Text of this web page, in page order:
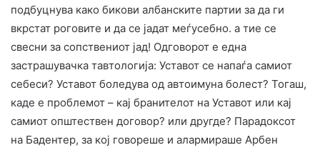
подбуцнува како бикови албанските партии за да ги
вкрстат роговите и да се јадат меѓусебно. а тие се
свесни за сопствениот јад! Одговорот е една
застрашувачка тавтологија: Уставот се напаѓа самиот
себеси? Уставот боледува од автоимуна болест? Тогаш,
каде е проблемот – кај бранителот на Уставот или кај
самиот општествен договор? или другде? Парадоксот
на Бадентер, за кој говореше и алармираше Арбен